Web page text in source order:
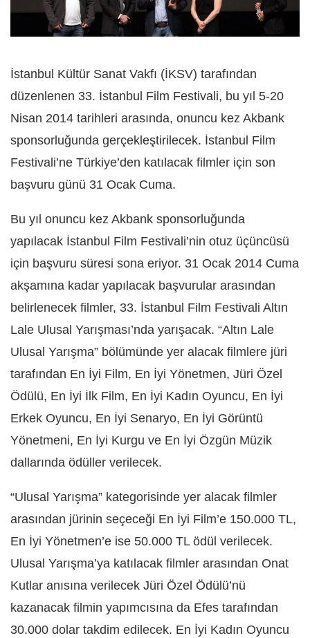
İstanbul Kültür Sanat Vakfı (İKSV) tarafından
düzenlenen 33. İstanbul Film Festivali, bu yıl 5-20
Nisan 2014 tarihleri arasında, onuncu kez Akbank
sponsorluğunda gerçekleştirilecek. İstanbul Film
Festivali’ne Türkiye’den katılacak filmler için son
başvuru günü 31 Ocak Cuma.
Bu yıl onuncu kez Akbank sponsorluğunda
yapılacak İstanbul Film Festivali’nin otuz üçüncüsü
için başvuru süresi sona eriyor. 31 Ocak 2014 Cuma
akşamına kadar yapılacak başvurular arasından
belirlenecek filmler, 33. İstanbul Film Festivali Altın
Lale Ulusal Yarışması’nda yarışacak. “Altın Lale
Ulusal Yarışma” bölümünde yer alacak filmlere jüri
tarafından En İyi Film, En İyi Yönetmen, Jüri Özel
Ödülü, En İyi İlk Film, En İyi Kadın Oyuncu, En İyi
Erkek Oyuncu, En İyi Senaryo, En İyi Görüntü
Yönetmeni, En İyi Kurgu ve En İyi Özgün Müzik
dallarında ödüller verilecek.
“Ulusal Yarışma” kategorisinde yer alacak filmler
arasından jürinin seçeceği En İyi Film’e 150.000 TL,
En İyi Yönetmen’e ise 50.000 TL ödül verilecek.
Ulusal Yarışma’ya katılacak filmler arasından Onat
Kutlar anısına verilecek Jüri Özel Ödülü’nü
kazanacak filmin yapımcısına da Efes tarafından
30.000 dolar takdim edilecek. En İyi Kadın Oyuncu